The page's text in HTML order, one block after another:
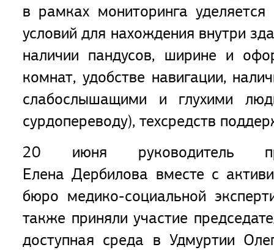
в рамках мониторинга
условий для нахождения внутри
наличии пандусов, ширине и
комнат, удобстве навигации,
слабослышащими и глухими
сурдопереводу), техсредств
20 июня руководитель
Елена Дербилова вместе с
бюро медико-социальной
также приняли участие
доступная среда в Удмуртии